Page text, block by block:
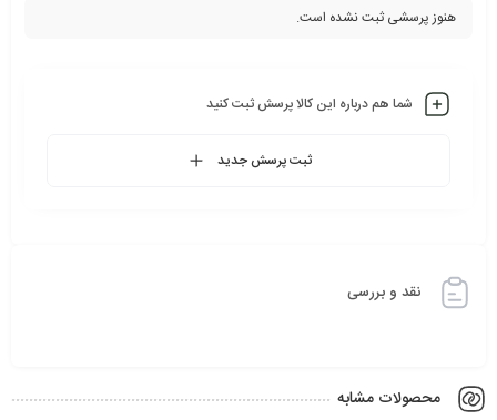
هنوز پرسشی ثبت نشده است.
شما هم درباره این کالا پرسش ثبت کنید
ثبت پرسش جدید
نقد و بررسی
محصولات مشابه